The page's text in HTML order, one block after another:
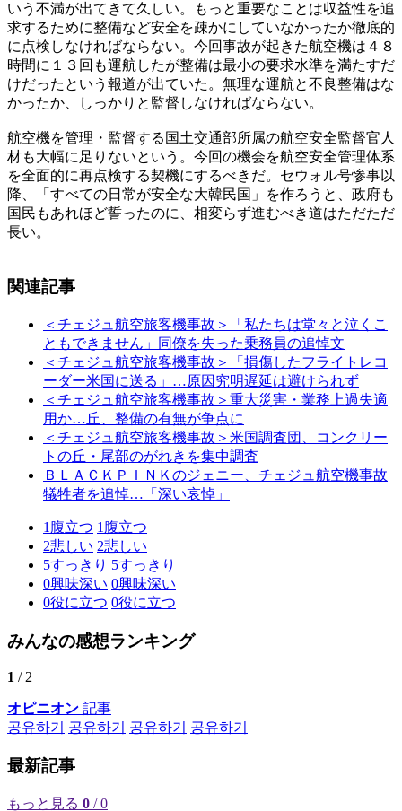
いう不満が出てきて久しい。もっと重要なことは収益性を追
求するために整備など安全を疎かにしていなかったか徹底的
に点検しなければならない。今回事故が起きた航空機は４８
時間に１３回も運航したが整備は最小の要求水準を満たすだ
けだったという報道が出ていた。無理な運航と不良整備はな
かったか、しっかりと監督しなければならない。
航空機を管理・監督する国土交通部所属の航空安全監督官人
材も大幅に足りないという。今回の機会を航空安全管理体系
を全面的に再点検する契機にするべきだ。セウォル号惨事以
降、「すべての日常が安全な大韓民国」を作ろうと、政府も
国民もあれほど誓ったのに、相変らず進むべき道はただただ
長い。
関連記事
＜チェジュ航空旅客機事故＞「私たちは堂々と泣くこ
ともできません」同僚を失った乗務員の追悼文
＜チェジュ航空旅客機事故＞「損傷したフライトレコ
ーダー米国に送る」…原因究明遅延は避けられず
＜チェジュ航空旅客機事故＞重大災害・業務上過失適
用か…丘、整備の有無が争点に
＜チェジュ航空旅客機事故＞米国調査団、コンクリー
トの丘・尾部のがれきを集中調査
ＢＬＡＣＫＰＩＮＫのジェニー、チェジュ航空機事故
犠牲者を追悼…「深い哀悼」
1 腹立つ 1 腹立つ
2悲しい 2悲しい
5すっきり 5すっきり
0興味深い 0興味深い
0役に立つ 0役に立つ
みんなの感想ランキング
1 / 2
オピニオン 記事
공유하기
공유하기 공유하기 공유하기
最新記事
もっと見る 0 / 0